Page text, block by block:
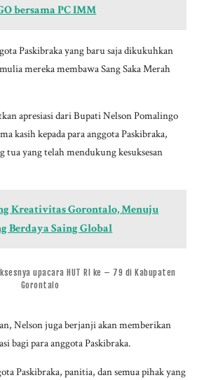
bersama PC IMM
Paskibraka yang baru saja dikukuhkan
mereka membawa Sang Saka Merah
apresiasi dari Bupati Nelson Pomalingo
kasih kepada para anggota Paskibraka,
tua yang telah mendukung kesuksesan
Kreativitas Gorontalo, Menuju
Berdaya Saing Global
upacara HUT RI ke – 79 di Kabupaten
Gorontalo
Nelson juga berjanji akan memberikan
bagi para anggota Paskibraka.
Paskibraka, panitia, dan semua pihak yang